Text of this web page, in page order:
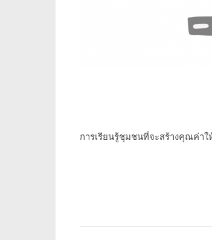
การเรียนรู้ชุมชนที่จะสร้างคุณค่า